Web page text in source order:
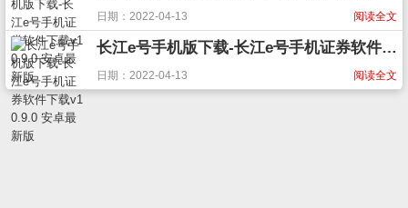
阅读全文
日期：2022-04-13
长江e号手机版下载-长江e号手机证券软件下载v10.9.0 安卓最新版
阅读全文
日期：2022-04-13